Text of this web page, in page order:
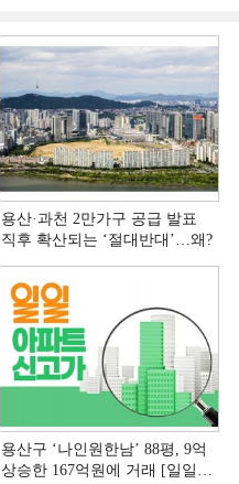
용산·과천 2만가구 공급 발표
직후 확산되는 ‘절대반대’…왜?
용산구 ‘나인원한남’ 88평, 9억
상승한 167억원에 거래 [일일